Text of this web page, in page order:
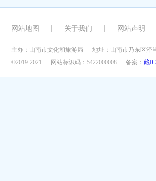
网站地图 关于我们 网站声明
主办：山南市文化和旅游局 地址：山南市乃东区泽
©2019-2021
网站标识码：5422000008 备案： 藏